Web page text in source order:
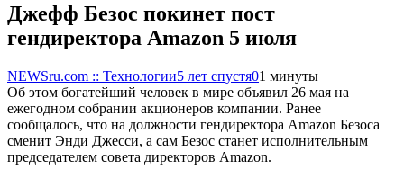
Джефф Безос покинет пост
гендиректора Amazon 5 июля
NEWSru.com :: Технологии5 лет спустя01 минуты
Об этом богатейший человек в мире объявил 26 мая на
ежегодном собрании акционеров компании. Ранее
сообщалось, что на должности гендиректора Amazon Безоса
сменит Энди Джесси, а сам Безос станет исполнительным
председателем совета директоров Amazon.